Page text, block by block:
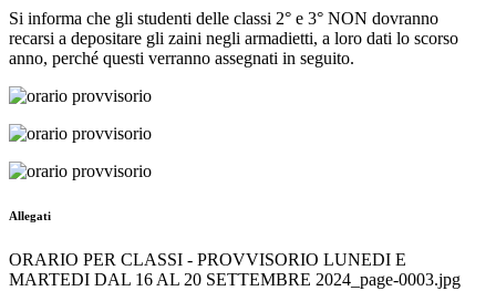
Si informa che gli studenti delle classi 2° e 3° NON dovranno
recarsi a depositare gli zaini negli armadietti, a loro dati lo scorso
anno, perché questi verranno assegnati in seguito.
Allegati
ORARIO PER CLASSI - PROVVISORIO LUNEDI E
MARTEDI DAL 16 AL 20 SETTEMBRE 2024_page-0003.jpg